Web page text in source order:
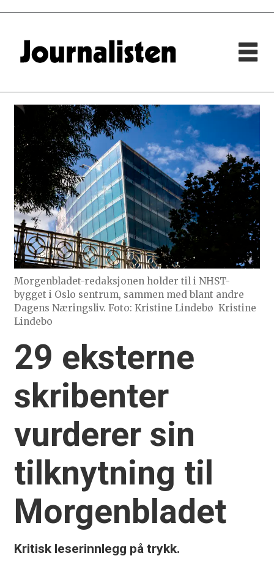
Morgenbladet-redaksjonen holder til i NHST-
bygget i Oslo sentrum, sammen med blant andre
Dagens Næringsliv. Foto: Kristine Lindebø Kristine
Lindebo
29 eksterne
skribenter
vurderer sin
tilknytning til
Morgenbladet
Kritisk leserinnlegg på trykk.